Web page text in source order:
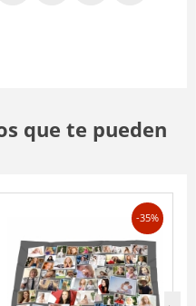
que te pueden
-35%